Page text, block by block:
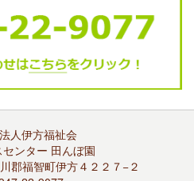
人伊方福祉会
ンター 田んぼ園
郡福智町伊方４２２７−２